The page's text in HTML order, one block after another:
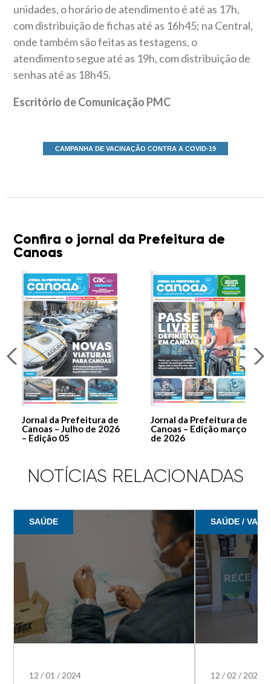
unidades, o horário de atendimento é até as 17h,
com distribuição de fichas até as 16h45; na Central,
onde também são feitas as testagens, o
atendimento segue até as 19h, com distribuição de
senhas até as 18h45.
Escritório de Comunicação PMC
CAMPANHA DE VACINAÇÃO CONTRA A COVID-19
Confira o jornal da Prefeitura de
Canoas
Jornal da Prefeitura de
Canoas – Julho de 2026
– Edição 05
Jornal da Prefeitura de
Canoas – Edição março
de 2026
NOTÍCIAS RELACIONADAS
SAÚDE
12/01/ 2024
SAÚDE /
12/02/ 2023